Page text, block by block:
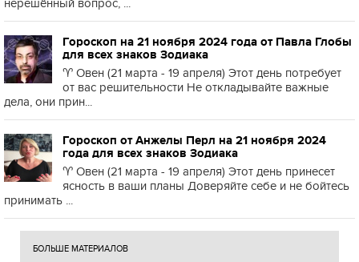
нерешённый вопрос, ...
Гороскоп на 21 ноября 2024 года от Павла Глобы
для всех знаков Зодиака
♈️ Овен (21 марта - 19 апреля) Этот день потребует
от вас решительности Не откладывайте важные
дела, они прин...
Гороскоп от Анжелы Перл на 21 ноября 2024
года для всех знаков Зодиака
♈️ Овен (21 марта - 19 апреля) Этот день принесет
ясность в ваши планы Доверяйте себе и не бойтесь
принимать ...
БОЛЬШЕ МАТЕРИАЛОВ